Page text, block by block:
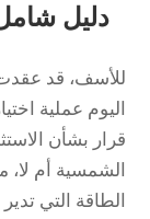
دليل
للأسف، قد
اليوم عملية
قرار بشأن
الشمسية أم
الطاقة التي